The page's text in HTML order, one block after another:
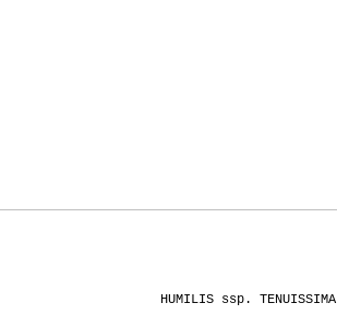
HUMILIS ssp. TENUISSIMA